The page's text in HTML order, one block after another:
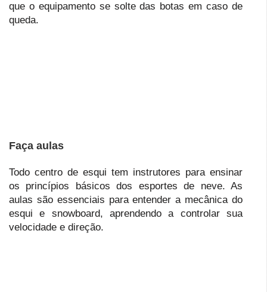
que o equipamento se solte das botas em caso de
queda.
Faça aulas
Todo centro de esqui tem instrutores para ensinar
os princípios básicos dos esportes de neve. As
aulas são essenciais para entender a mecânica do
esqui e snowboard, aprendendo a controlar sua
velocidade e direção.